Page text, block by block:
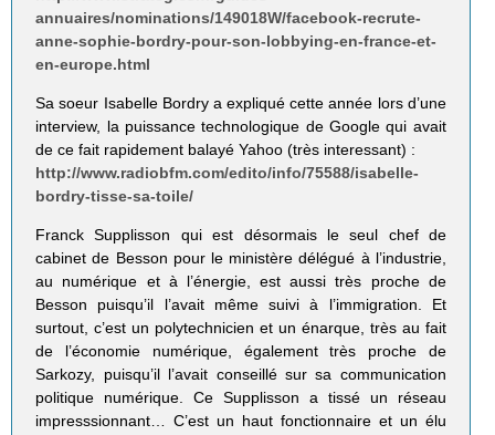
annuaires/nominations/149018W/facebook-recrute-
anne-sophie-bordry-pour-son-lobbying-en-france-et-
en-europe.html
Sa soeur Isabelle Bordry a expliqué cette année lors d’une
interview, la puissance technologique de Google qui avait
de ce fait rapidement balayé Yahoo (très interessant) :
http://www.radiobfm.com/edito/info/75588/isabelle-
bordry-tisse-sa-toile/
Franck Supplisson qui est désormais le seul chef de
cabinet de Besson pour le ministère délégué à l’industrie,
au numérique et à l’énergie, est aussi très proche de
Besson puisqu’il l’avait même suivi à l’immigration. Et
surtout, c’est un polytechnicien et un énarque, très au fait
de l’économie numérique, également très proche de
Sarkozy, puisqu’il l’avait conseillé sur sa communication
politique numérique. Ce Supplisson a tissé un réseau
impresssionnant… C’est un haut fonctionnaire et un élu